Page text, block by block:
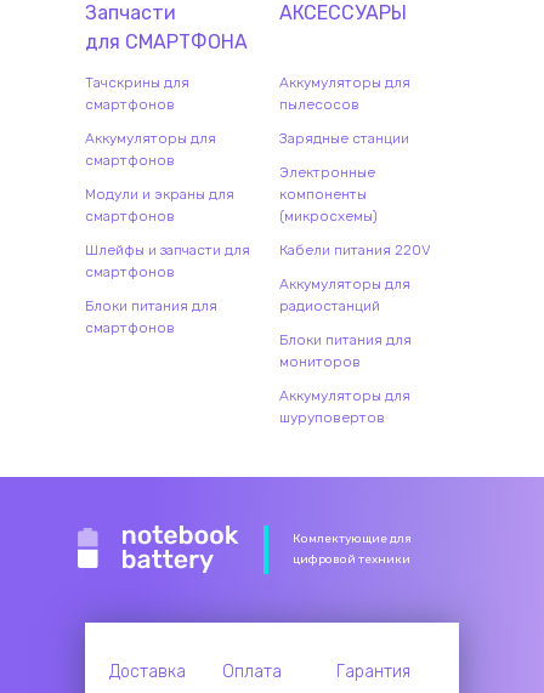
Запчасти
для СМАРТФОНА
Тачскрины для
смартфонов
Аккумуляторы для
смартфонов
Модули и экраны для
смартфонов
Шлейфы и запчасти для
смартфонов
Блоки питания для
смартфонов
АКСЕССУАРЫ
Аккумуляторы для
пылесосов
Зарядные станции
Электронные
компоненты
(микросхемы)
Кабели питания 220V
Аккумуляторы для
радиостанций
Блоки питания для
мониторов
Аккумуляторы для
шуруповертов
Комлектующие для
цифровой техники
Доставка Оплата
Гарантия